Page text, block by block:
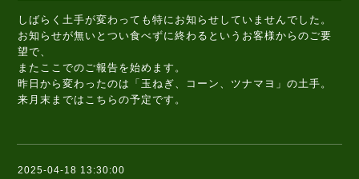
しばらく土手が変わっても特にお知らせしていませんでした。
お知らせが無いとつい食べずに終わるというお客様からのご要
望で、
またここでのご報告を始めます。
昨日から変わったのは「玉ねぎ、コーン、ツナマヨ」の土手。
来月末まではこちらの予定です。
2025-04-18 13:30:00